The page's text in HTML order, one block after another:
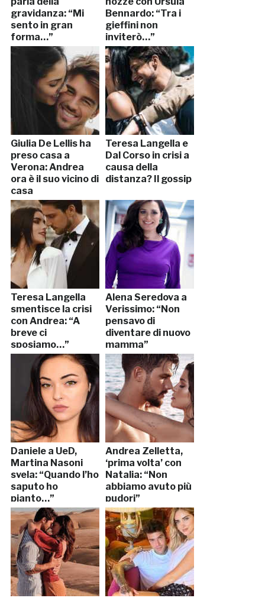
gravidanza: “Mi
sento in gran
forma…”
Bennardo: “Tra i
gieffini non
inviterò…”
Giulia De Lellis ha
preso casa a
Verona: Andrea
ora è il suo vicino di
casa
Teresa Langella e
Dal Corso in crisi a
causa della
distanza? Il gossip
Teresa Langella
smentisce la crisi
con Andrea: “A
breve ci
sposiamo…”
Alena Seredova a
Verissimo: “Non
pensavo di
diventare di nuovo
mamma”
Daniele a UeD,
Martina Nasoni
svela: “Quando l’ho
saputo ho
pianto…”
Andrea Zelletta,
‘prima volta’ con
Natalia: “Non
abbiamo avuto più
pudori”